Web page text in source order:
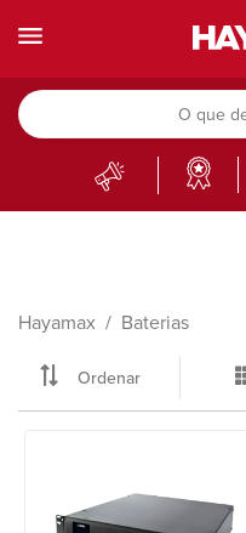
Hayamax Baterias
Ordenar